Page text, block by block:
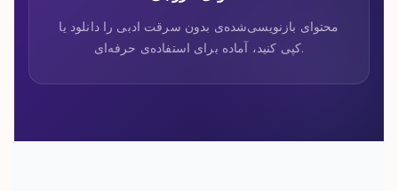
محتوای بازنویسی‌شده‌ی بدون سرقت ادبی را دانلود یا
کپی کنید، آماده برای استفاده‌ی حرفه‌ای.